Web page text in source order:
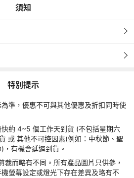
退貨手續費。退款一般需時約 2~4 星
址如下：
港仔中心； 地址：香港仔中心二期地下
；營業時間：11:00am-09:00pm。
心；地址：旺角彌敦道750號始創中心
2625-1137；營業時間：11:00am-
須知
特別提示
準，優惠不可與其他優惠及折扣同時使
快約 4~5 個工作天到貨 (不包括星期六
或 其他不可控因素(例如：中秋節、聖
裁而略有不同。所有產品圖片只供參，
螢幕設定或燈光下存在差異及略有不